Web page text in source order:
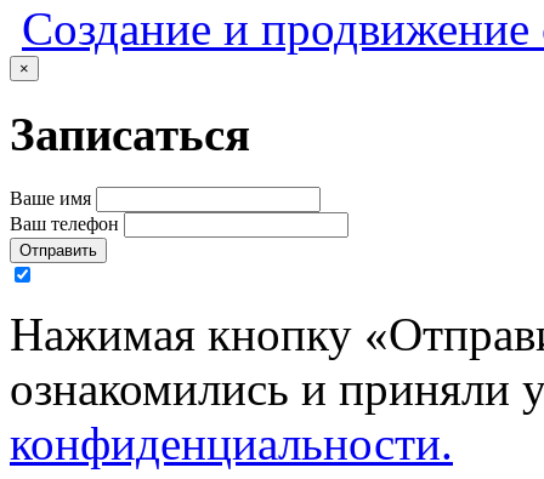
Создание и
×
Записаться
Ваше имя
Ваш телефон
Отправить
Нажимая кнопку
ознакомились и приняли
конфиденциальности.